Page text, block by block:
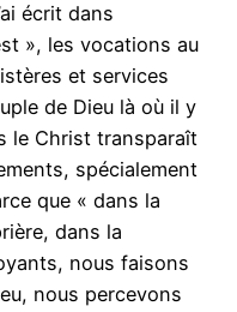
écrit dans
», les vocations au
et services
de Dieu là où il y
le Christ transparaît
spécialement
que « dans la
dans la
nous faisons
nous percevons